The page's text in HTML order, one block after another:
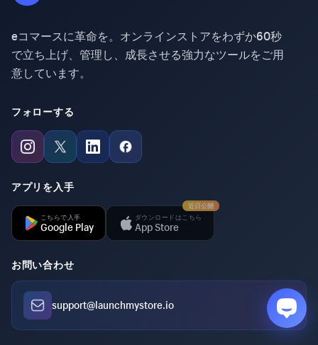
eコマースに革命を。オンラインストアをわずか60秒
で立ち上げ、管理し、成長させる強力なツールをご用
意しています。
フォローする
アプリを入手
こちらで入手
Google Play
ダウンロードはこちら
App Store
近日公開
お問い合わせ
support@launchmystore.io